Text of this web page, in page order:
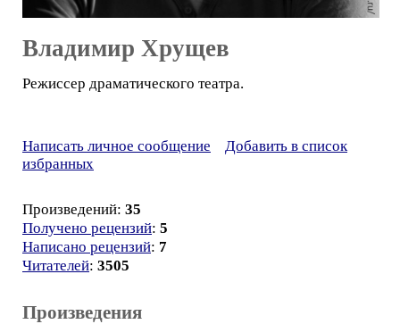
Владимир Хрущев
Режиссер драматического театра.
Написать личное сообщение
Добавить в список
избранных
Произведений: 35
Получено рецензий: 5
Написано рецензий: 7
Читателей: 3505
Произведения